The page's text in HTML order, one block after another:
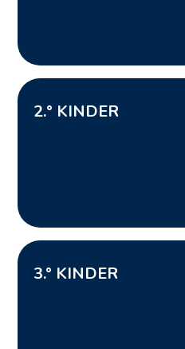
2.° KINDER
3.° KINDER